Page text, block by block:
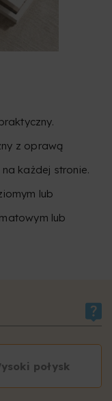
z oprawą
każdej stronie.
lub
lub
połysk